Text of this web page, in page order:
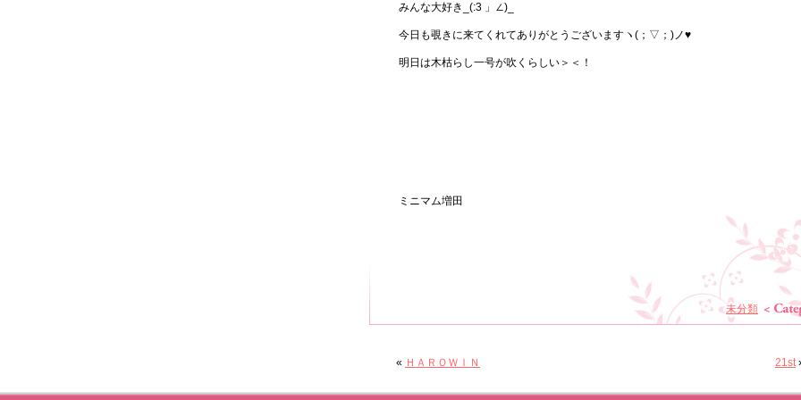
みんな大好き_(:3 」∠)_
今日も覗きに来てくれてありがとうございますヽ(；▽；)ノ♥
明日は木枯らし一号が吹くらしい＞＜！
ミニマム増田
未分類
« ＨＡＲＯＷＩＮ 21st